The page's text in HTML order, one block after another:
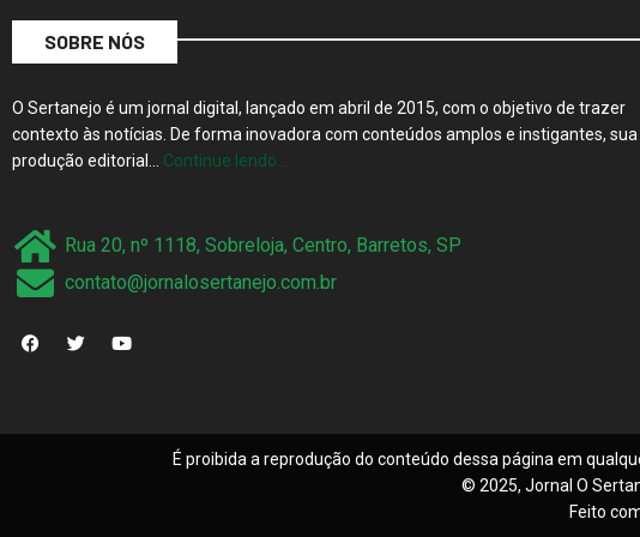
SOBRE NÓS
O Sertanejo é um jornal digital, lançado em abril de 2015, com o objetivo de trazer
contexto às notícias. De forma inovadora com conteúdos amplos e instigantes, sua
produção editorial… Continue lendo…
Rua 20, nº 1118, Sobreloja, Centro, Barretos, SP
contato@jornalosertanejo.com.br
É proibida a reprodução do conteúdo dessa página em
© 2025, Jornal O
Feito